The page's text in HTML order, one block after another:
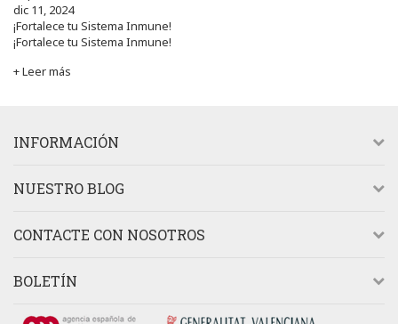
dic 11, 2024
¡Fortalece tu Sistema Inmune!
¡Fortalece tu Sistema Inmune!
+ Leer más
INFORMACIÓN
NUESTRO BLOG
CONTACTE CON NOSOTROS
BOLETÍN